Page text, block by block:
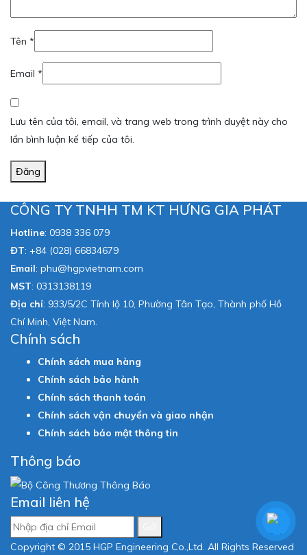
Tên *
Email *
Lưu tên của tôi, email, và trang web trong trình duyệt này cho
lần bình luận kế tiếp của tôi.
Đăng
CÔNG TY TNHH TM KT HƯNG GIA PHÁT
Hotline: 0938 336 079
ĐT: +84 (028) 66834679
Email: phu@hgpvietnam.com
MST: 0313138119
Địa chỉ: 933/5/2C Tỉnh lộ 10, Phường Tân Tạo, Thành phố Hồ
Chí Minh, Việt Nam.
Chính sách
Chính sách mua hàng
Chính sách bảo hành
Chính sách thanh toán
Chính sách vận chuyển và giao nhận
Chính sách bảo mật thông tin
Thông báo
Email liên hệ
Copyright © 2015 HGP Engineering Co.,Ltd. All Rights Reserved